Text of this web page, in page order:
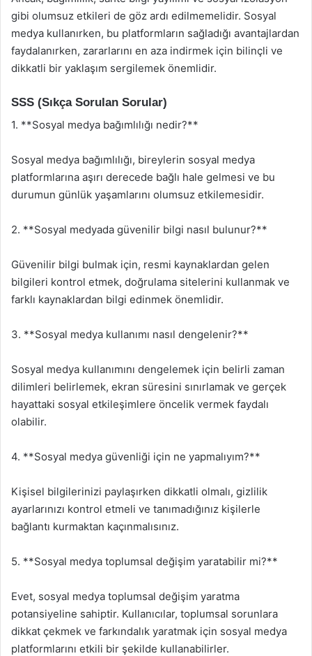
gibi olumsuz etkileri de göz ardı edilmemelidir. Sosyal
medya kullanırken, bu platformların sağladığı avantajlardan
faydalanırken, zararlarını en aza indirmek için bilinçli ve
dikkatli bir yaklaşım sergilemek önemlidir.
SSS (Sıkça Sorulan Sorular)
1. **Sosyal medya bağımlılığı nedir?**
Sosyal medya bağımlılığı, bireylerin sosyal medya
platformlarına aşırı derecede bağlı hale gelmesi ve bu
durumun günlük yaşamlarını olumsuz etkilemesidir.
2. **Sosyal medyada güvenilir bilgi nasıl bulunur?**
Güvenilir bilgi bulmak için, resmi kaynaklardan gelen
bilgileri kontrol etmek, doğrulama sitelerini kullanmak ve
farklı kaynaklardan bilgi edinmek önemlidir.
3. **Sosyal medya kullanımı nasıl dengelenir?**
Sosyal medya kullanımını dengelemek için belirli zaman
dilimleri belirlemek, ekran süresini sınırlamak ve gerçek
hayattaki sosyal etkileşimlere öncelik vermek faydalı
olabilir.
4. **Sosyal medya güvenliği için ne yapmalıyım?**
Kişisel bilgilerinizi paylaşırken dikkatli olmalı, gizlilik
ayarlarınızı kontrol etmeli ve tanımadığınız kişilerle
bağlantı kurmaktan kaçınmalısınız.
5. **Sosyal medya toplumsal değişim yaratabilir mi?**
Evet, sosyal medya toplumsal değişim yaratma
potansiyeline sahiptir. Kullanıcılar, toplumsal sorunlara
dikkat çekmek ve farkındalık yaratmak için sosyal medya
platformlarını etkili bir şekilde kullanabilirler.